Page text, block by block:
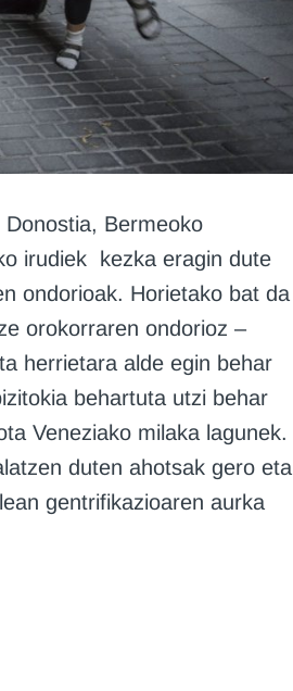
Bermeoko
irudiek kezka eragin dute
ondorioak. Horietako bat da
orokorraren ondorioz –
herrietara alde egin behar
behartuta utzi behar
Veneziako milaka lagunek.
duten ahotsak gero eta
gentrifikazioaren aurka